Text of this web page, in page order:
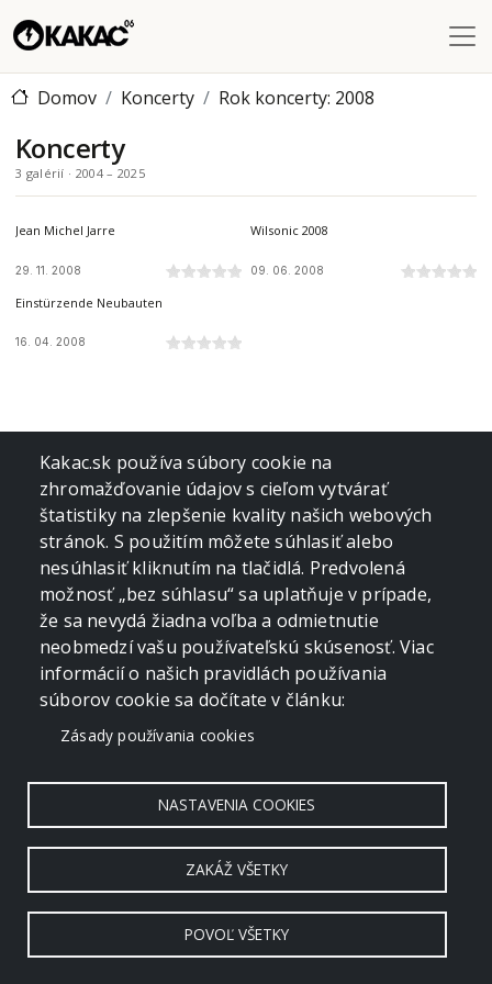
Domov Koncerty Rok koncerty: 2008
Koncerty
3 galérií · 2004 – 2025
STEEL ARENA, KOŠICE, SK
Jean Michel Jarre
29. 11. 2008
TYRŠOVO NÁBREŽIE, BRATISLAVA, 6. - 7. 6. 2008, SK
Wilsonic 2008
09. 06. 2008
A38 HAJÓ, BUDAPEŠŤ, HU
Einstürzende Neubauten
16. 04. 2008
Copyright © 2006 - 2026 by crevko
Kakac.sk používa súbory cookie na
zhromažďovanie údajov s cieľom vytvárať
štatistiky na zlepšenie kvality našich webových
stránok. S použitím môžete súhlasiť alebo
nesúhlasiť kliknutím na tlačidlá. Predvolená
možnosť „bez súhlasu“ sa uplatňuje v prípade,
že sa nevydá žiadna voľba a odmietnutie
neobmedzí vašu používateľskú skúsenosť. Viac
informácií o našich pravidlách používania
súborov cookie sa dočítate v článku:
Zásady používania cookies
NASTAVENIA COOKIES
ZAKÁŽ VŠETKY
POVOĽ VŠETKY